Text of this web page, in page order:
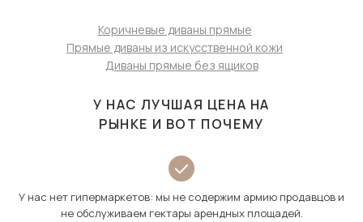
Коричневые диваны прямые
Прямые диваны из искусственной кожи
Диваны прямые без ящиков
У НАС ЛУЧШАЯ ЦЕНА НА
РЫНКЕ И ВОТ ПОЧЕМУ
У нас нет гипермаркетов: мы не содержим армию продавцов и
не обслуживаем гектары арендных площадей.